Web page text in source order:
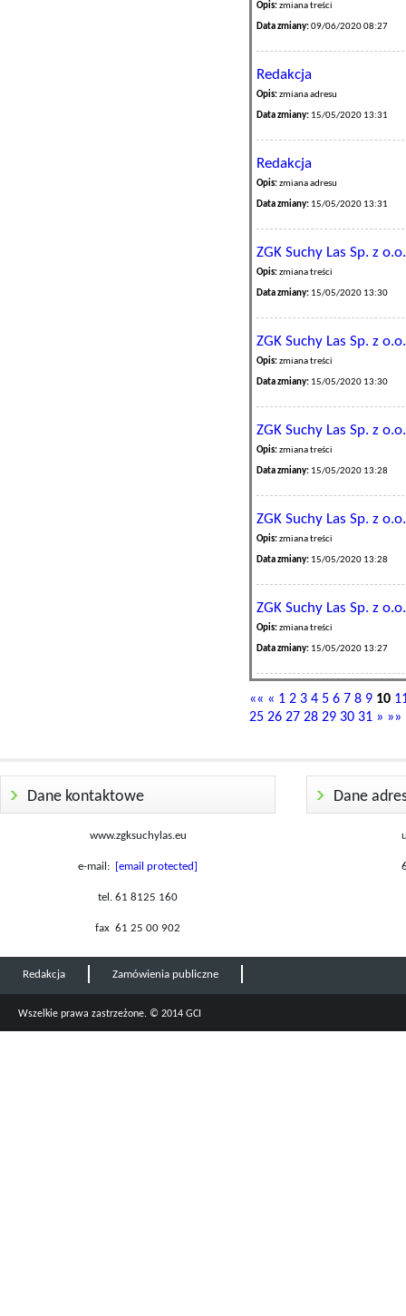
Opis:zmiana treści
Data zmiany:09/06/2020 08:27
Redakcja
Opis:zmiana adresu
Data zmiany: 15/05/2020 13:31
Redakcja
Opis:zmiana adresu
Data zmiany: 15/05/2020 13:31
ZGK Suchy Las Sp. z o.o.
Opis:zmiana treści
Data zmiany: 15/05/2020 13:30
ZGK Suchy Las Sp. z o.o.
Opis:zmiana treści
Data zmiany: 15/05/2020 13:30
ZGK Suchy Las Sp. z o.o.
Opis:zmiana treści
Data zmiany: 15/05/2020 13:28
ZGK Suchy Las Sp. z o.o.
Opis:zmiana treści
Data zmiany: 15/05/2020 13:28
ZGK Suchy Las Sp. z o.o.
Opis:zmiana treści
Data zmiany: 15/05/2020 13:27
«« « 1 2 3 4 5 6 7 8 9 10
25 26 27 28 29 30 31 » »»
Dane kontaktowe
www.zgksuchylas.eu
e-mail: [email protected]
tel. 61 8125 160
fax 61 25 00 902
Dane
Redakcja Zamówienia publiczne
Wszelkie prawa zastrzeżone. © 2014 GCI